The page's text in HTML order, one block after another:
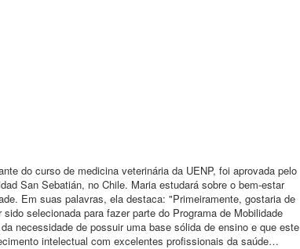
do curso de medicina veterinária da UENP, foi aprovada pelo
San Sebatián, no Chile. Maria estudará sobre o bem-estar
Em suas palavras, ela destaca: "Primeiramente, gostaria de
selecionada para fazer parte do Programa de Mobilidade
necessidade de possuir uma base sólida de ensino e que este
intelectual com excelentes profissionais da saúde…